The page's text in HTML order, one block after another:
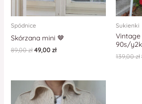
Spódnice
Skórzana mini 🤎
89,00zł 49,00zł
Sukienki
Vintage
90s/y2k
139,00zł